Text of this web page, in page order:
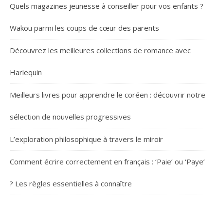
Quels magazines jeunesse à conseiller pour vos enfants ?
Wakou parmi les coups de cœur des parents
Découvrez les meilleures collections de romance avec
Harlequin
Meilleurs livres pour apprendre le coréen : découvrir notre
sélection de nouvelles progressives
L’exploration philosophique à travers le miroir
Comment écrire correctement en français : ‘Paie’ ou ‘Paye’
? Les règles essentielles à connaître